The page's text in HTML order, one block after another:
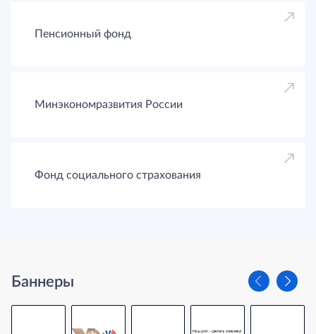
Пенсионный фонд
Минэкономразвития России
Фонд социального страхования
Баннеры